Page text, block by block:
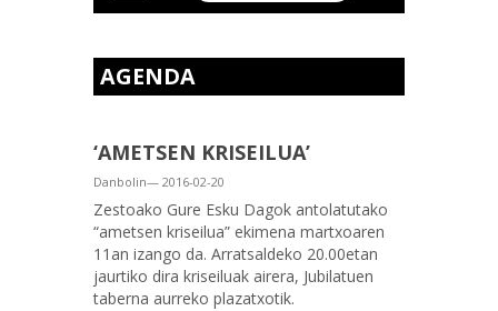
AGENDA
‘AMETSEN KRISEILUA’
Danbolin— 2016-02-20
Zestoako Gure Esku Dagok antolatutako
“ametsen kriseilua” ekimena martxoaren
11an izango da. Arratsaldeko 20.00etan
jaurtiko dira kriseiluak airera, Jubilatuen
taberna aurreko plazatxotik.